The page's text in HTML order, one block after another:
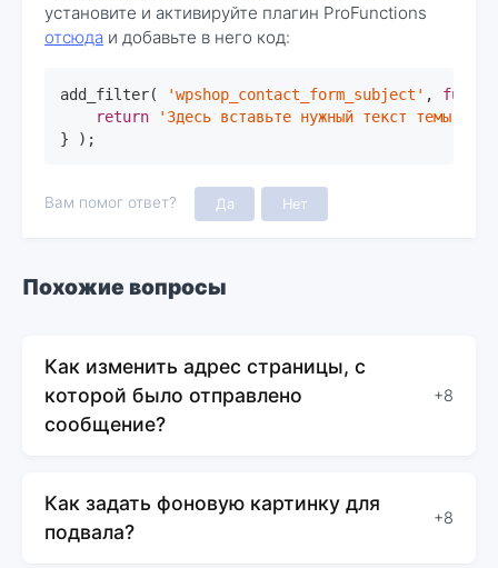
установите и активируйте плагин ProFunctions
отсюда и добавьте в него код:
add_filter( 'wpshop_contact_form_subject' ,
return
'Здесь вставьте нужный текст темы
} );
Вам помог ответ? Да Нет
Похожие вопросы
Как изменить адрес страницы, с
которой было отправлено
сообщение?
+8
Как задать фоновую картинку для
подвала?
+8